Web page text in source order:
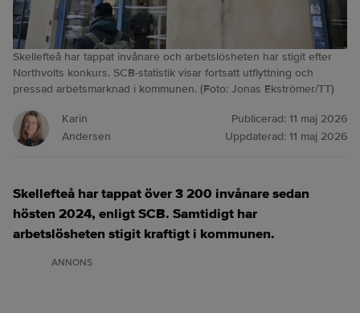
Skellefteå har tappat invånare och arbetslösheten har stigit efter
Northvolts konkurs. SCB-statistik visar fortsatt utflyttning och
pressad arbetsmarknad i kommunen. (Foto: Jonas Ekströmer/TT)
Karin
Andersen
Publicerad: 11 maj 2026
Uppdaterad: 11 maj 2026
Skellefteå har tappat över 3 200 invånare sedan
hösten 2024, enligt SCB. Samtidigt har
arbetslösheten stigit kraftigt i kommunen.
ANNONS